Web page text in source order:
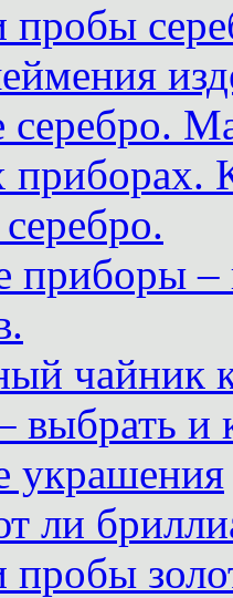
пробы
серебро.
приборах.
приборы –
чайник
выбрать и
украшения
ли